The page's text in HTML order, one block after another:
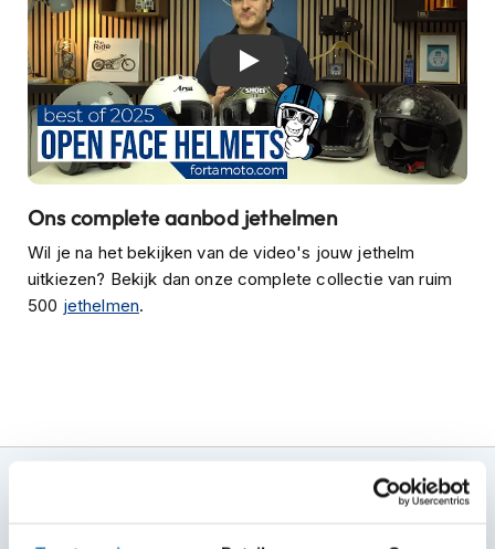
r
P
i
l
o
e
n
h
e
l
m
e
n
l
Beste jethelmen van 2025
Ons complete aanbod jethelmen
Wil je na het bekijken van de video's jouw jethelm
uitkiezen? Bekijk dan onze complete collectie van ruim
500 jethelmen.